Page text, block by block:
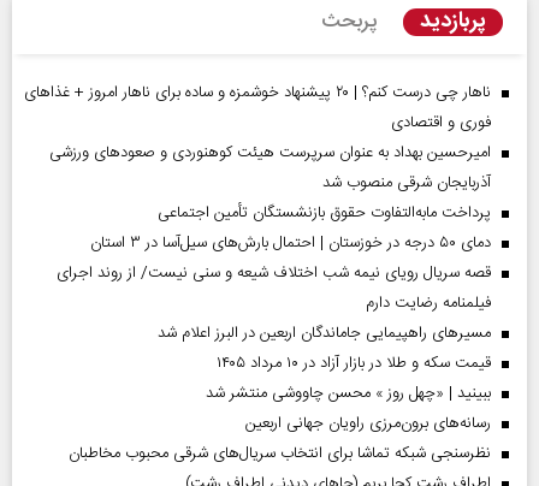
پربازدید پربحث
ناهار چی درست کنم؟ | ۲۰ پیشنهاد خوشمزه و ساده برای ناهار امروز + غذاهای
فوری و اقتصادی
امیرحسین بهداد به عنوان سرپرست هیئت کوهنوردی و صعودهای ورزشی
آذربایجان شرقی منصوب شد
پرداخت مابه‌التفاوت حقوق بازنشستگان تأمین اجتماعی
دمای ۵۰ درجه در خوزستان | احتمال بارش‌های سیل‌آسا در ۳ استان
قصه سریال رویای نیمه شب اختلاف شیعه و سنی نیست/ از روند اجرای
فیلمنامه رضایت دارم
مسیر‌های راهپیمایی جاماندگان اربعین در البرز اعلام شد
قیمت سکه و طلا در بازار آزاد در ۱۰ مرداد ۱۴۰۵
ببینید | «چهل روز » محسن چاووشی منتشر شد
رسانه‌های برون‌مرزی راویان جهانی اربعین
نظرسنجی شبکه تماشا برای انتخاب سریال‌های شرقی محبوب مخاطبان